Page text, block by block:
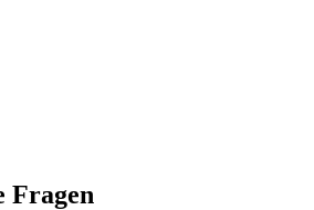
Fragen